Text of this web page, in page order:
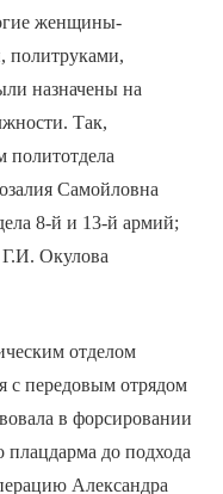
женщины-
политруками,
назначены на
Так,
политотдела
Самойловна
8-й и 13-й армий;
Окулова
отделом
с передовым отрядом
в форсировании
плацдарма до подхода
Александра